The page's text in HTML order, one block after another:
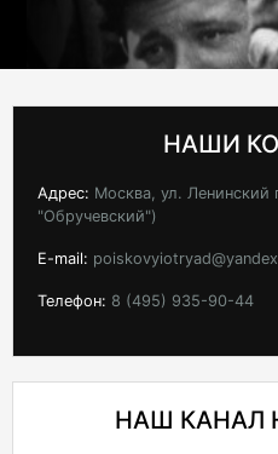
НАШИ
Адрес: Москва, ул.
"Обручевский")
E-mail:
Телефон: 8 (495) 935-90-44
НАШ КАНАЛ